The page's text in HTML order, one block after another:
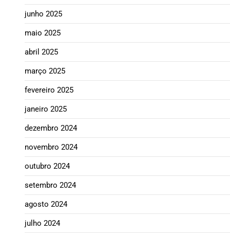
junho 2025
maio 2025
abril 2025
março 2025
fevereiro 2025
janeiro 2025
dezembro 2024
novembro 2024
outubro 2024
setembro 2024
agosto 2024
julho 2024